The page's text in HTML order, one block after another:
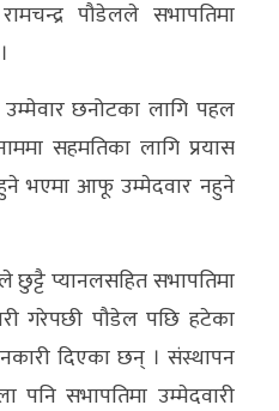
पौडेलले सभापतिमा
छनोटका लागि पहल
सहमतिका लागि प्रयास
भएमा आफू उम्मेदवार नहुने
छुट्टै प्यानलसहित सभापतिमा
गरेपछी पौडेल पछि हटेका
दिएका छन् । संस्थापन
पनि सभापतिमा उम्मेदवारी